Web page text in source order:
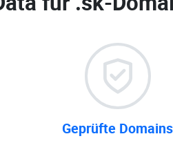
Geprüfte Domains